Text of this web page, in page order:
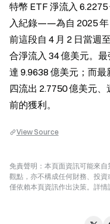
特幣 ETF 淨流入
入紀錄——為自 2025 年
前這段自 4 月 2 日當週
合淨流入 34 億美元。
達 9.9638 億美元；而
四流出 2.7750 億美元
前的獲利。
View Source
免責聲明：本頁面資訊可能來
觀點，亦不構成任何財務、投
僅依賴本頁資訊作出決策。詳情